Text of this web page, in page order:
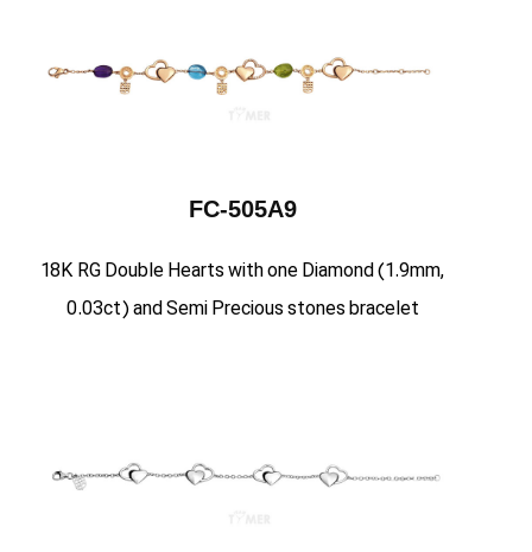
FC-505A9
18K RG Double Hearts with one Diamond (1.9mm,
0.03ct) and Semi Precious stones bracelet